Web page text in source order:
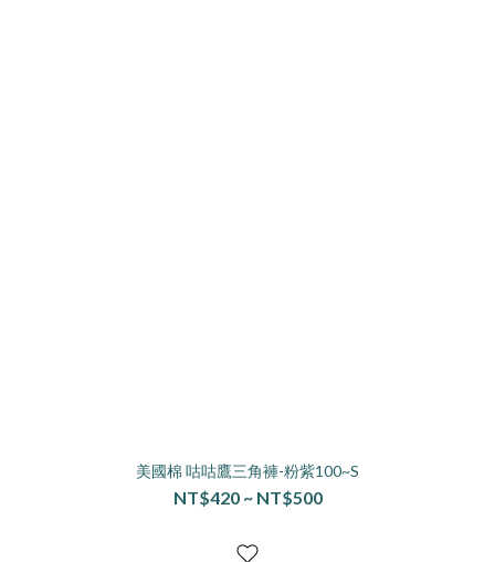
美國棉 咕咕鷹三角褲-粉紫100~S
NT$420 ~ NT$500